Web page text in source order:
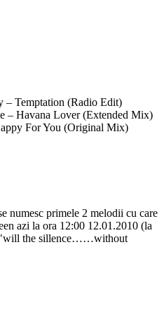
– Temptation (Radio Edit)
– Havana Lover (Extended Mix)
For You (Original Mix)
numesc primele 2 melodii cu care
azi la ora 12:00 12.01.2010 (la
"will the sillence……without